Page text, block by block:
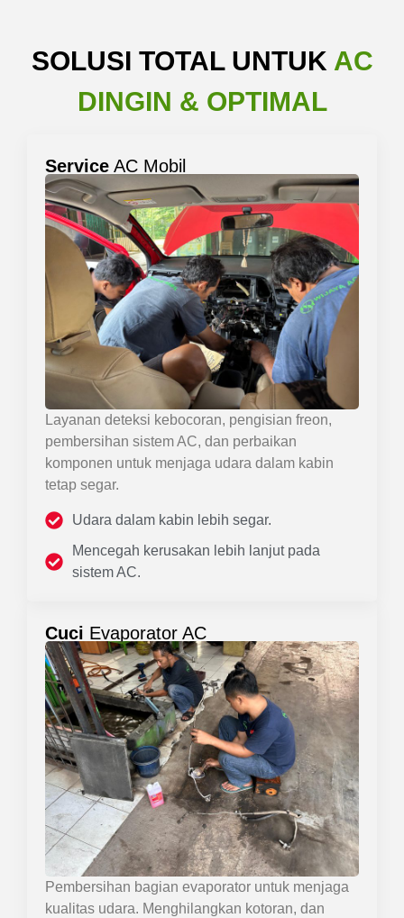
SOLUSI TOTAL UNTUK AC
DINGIN & OPTIMAL
Service AC Mobil
Layanan deteksi kebocoran, pengisian freon,
pembersihan sistem AC, dan perbaikan
komponen untuk menjaga udara dalam kabin
tetap segar.
Udara dalam kabin lebih segar.
Mencegah kerusakan lebih lanjut pada
sistem AC.
Cuci Evaporator AC
Pembersihan bagian evaporator untuk menjaga
kualitas udara. Menghilangkan kotoran, dan